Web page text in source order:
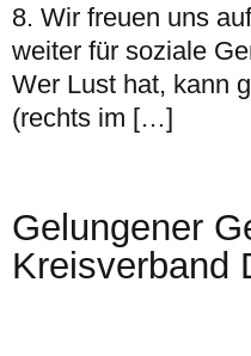
8. Wir freuen uns
weiter für soziale
Wer Lust hat, kann
(rechts im […]
Gelungener
Kreisverband